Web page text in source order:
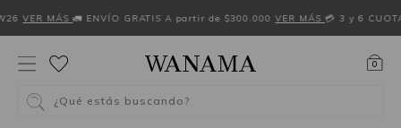
VER MÁS 🚛 ENVÍO GRATIS A partir de $300.000 VER MÁS 💳 3 y 6
0
¿Qué estás buscando?